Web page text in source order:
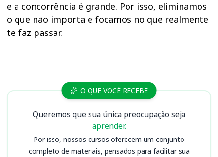
e a concorrência é grande. Por isso, eliminamos
o que não importa e focamos no que realmente
te faz passar.
Cursos O QUE VOCÊ RECEBE
Queremos que sua única preocupação seja
aprender.
Por isso, nossos cursos oferecem um conjunto
completo de materiais, pensados para facilitar sua